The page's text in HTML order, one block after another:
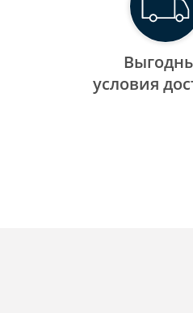
уcловия